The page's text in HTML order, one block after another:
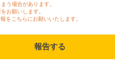
う場合があります。
お願いします。
をこちらにお願いいたします。
報告する